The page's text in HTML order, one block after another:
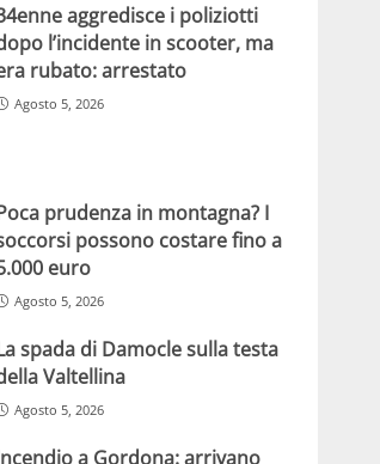
aggredisce i poliziotti
l’incidente in scooter, ma
rubato: arrestato
Agosto 5, 2026
prudenza in montagna? I
possono costare fino a
euro
Agosto 5, 2026
spada di Damocle sulla testa
Valtellina
Agosto 5, 2026
a Gordona: arrivano